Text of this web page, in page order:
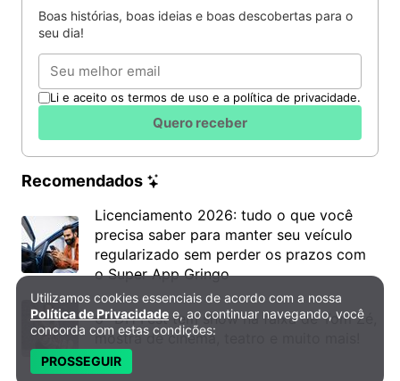
Boas histórias, boas ideias e boas descobertas para o
seu dia!
Email
Li e aceito os termos de uso e a política de privacidade.
Quero receber
Recomendados
Licenciamento 2026: tudo o que você
precisa saber para manter seu veículo
regularizado sem perder os prazos com
o Super App Gringo
6º DH Fest tem show na faixa de Tom Zé,
mostra de cinema, teatro e muito mais!
Política de Privacidade e Cookies
Utilizamos cookies essenciais de acordo com a nossa
Política de Privacidade e, ao continuar navegando, você
concorda com estas condições:
PROSSEGUIR